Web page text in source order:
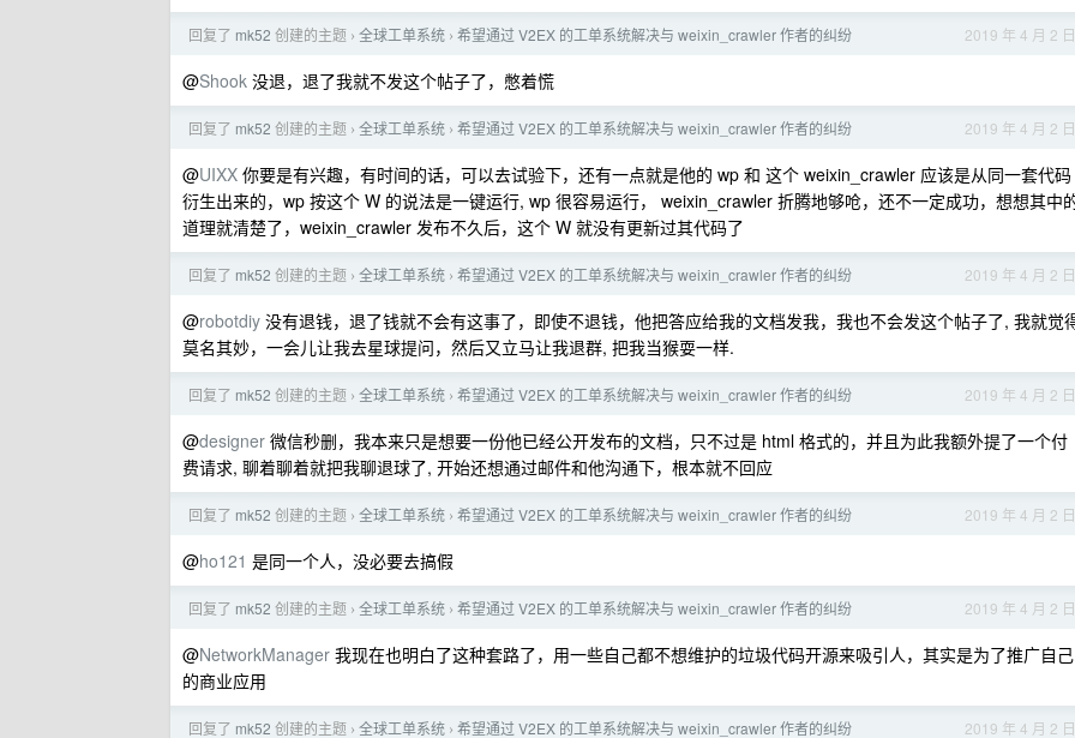
2019 年 4 月 2 日
回复了 mk52 创建的主题 › 全球工单系统 › 希望通过 V2EX 的工单系统解决与 weixin_crawler 作者的纠纷
@Shook 没退，退了我就不发这个帖子了，憋着慌
2019 年 4 月 2 日
回复了 mk52 创建的主题 › 全球工单系统 › 希望通过 V2EX 的工单系统解决与 weixin_crawler 作者的纠纷
@UIXX 你要是有兴趣，有时间的话，可以去试验下，还有一点就是他的 wp 和 这个 weixin_crawler 应该是从同一套代码
衍生出来的，wp 按这个 W 的说法是一键运行, wp 很容易运行， weixin_crawler 折腾地够呛，还不一定成功，想想其中
道理就清楚了，weixin_crawler 发布不久后，这个 W 就没有更新过其代码了
2019 年 4 月 2 日
回复了 mk52 创建的主题 › 全球工单系统 › 希望通过 V2EX 的工单系统解决与 weixin_crawler 作者的纠纷
@robotdiy 没有退钱，退了钱就不会有这事了，即使不退钱，他把答应给我的文档发我，我也不会发这个帖子了, 我就觉
莫名其妙，一会儿让我去星球提问，然后又立马让我退群, 把我当猴耍一样.
2019 年 4 月 2 日
回复了 mk52 创建的主题 › 全球工单系统 › 希望通过 V2EX 的工单系统解决与 weixin_crawler 作者的纠纷
@designer 微信秒删，我本来只是想要一份他已经公开发布的文档，只不过是 html 格式的，并且为此我额外提了一个付
费请求, 聊着聊着就把我聊退球了, 开始还想通过邮件和他沟通下，根本就不回应
2019 年 4 月 2 日
回复了 mk52 创建的主题 › 全球工单系统 › 希望通过 V2EX 的工单系统解决与 weixin_crawler 作者的纠纷
@ho121 是同一个人，没必要去搞假
2019 年 4 月 2 日
回复了 mk52 创建的主题 › 全球工单系统 › 希望通过 V2EX 的工单系统解决与 weixin_crawler 作者的纠纷
@NetworkManager 我现在也明白了这种套路了，用一些自己都不想维护的垃圾代码开源来吸引人，其实是为了推广自己
的商业应用
2019 年 4 月 2 日
回复了 mk52 创建的主题 › 全球工单系统 › 希望通过 V2EX 的工单系统解决与 weixin_crawler 作者的纠纷